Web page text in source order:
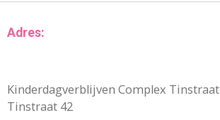
Adres:
Kinderdagverblijven Complex Tinstraat
Tinstraat 42